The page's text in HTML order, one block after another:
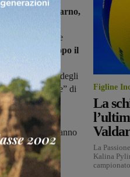
Giovanni Valdarno,
ha
la salute
in tre
è scattata dopo il
di
il trattamento degli
“idrichinone” di
ed hanno
di
al web
Figline
La
La
Kalina